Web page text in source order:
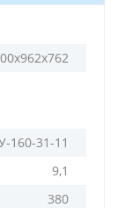
160-31-11
9,1
380